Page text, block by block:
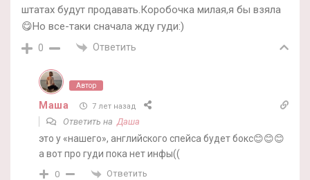
штатах будут продавать.Коробочка милая,я бы взяла
😋Но все-таки сначала жду гуди:)
0 Ответить
Автор
Маша 7 лет назад
Ответить наДаша
это у «нашего», английского спейса будет бокс😊😊😊
а вот про гуди пока нет инфы((
0 Ответить